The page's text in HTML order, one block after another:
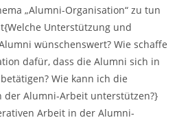
„Alumni-Organisation“ zu tun
Unterstützung und
wünschenswert? Wie schaffe
dafür, dass die Alumni sich in
Wie kann ich die
der Alumni-Arbeit unterstützen?}
Arbeit in der Alumni-